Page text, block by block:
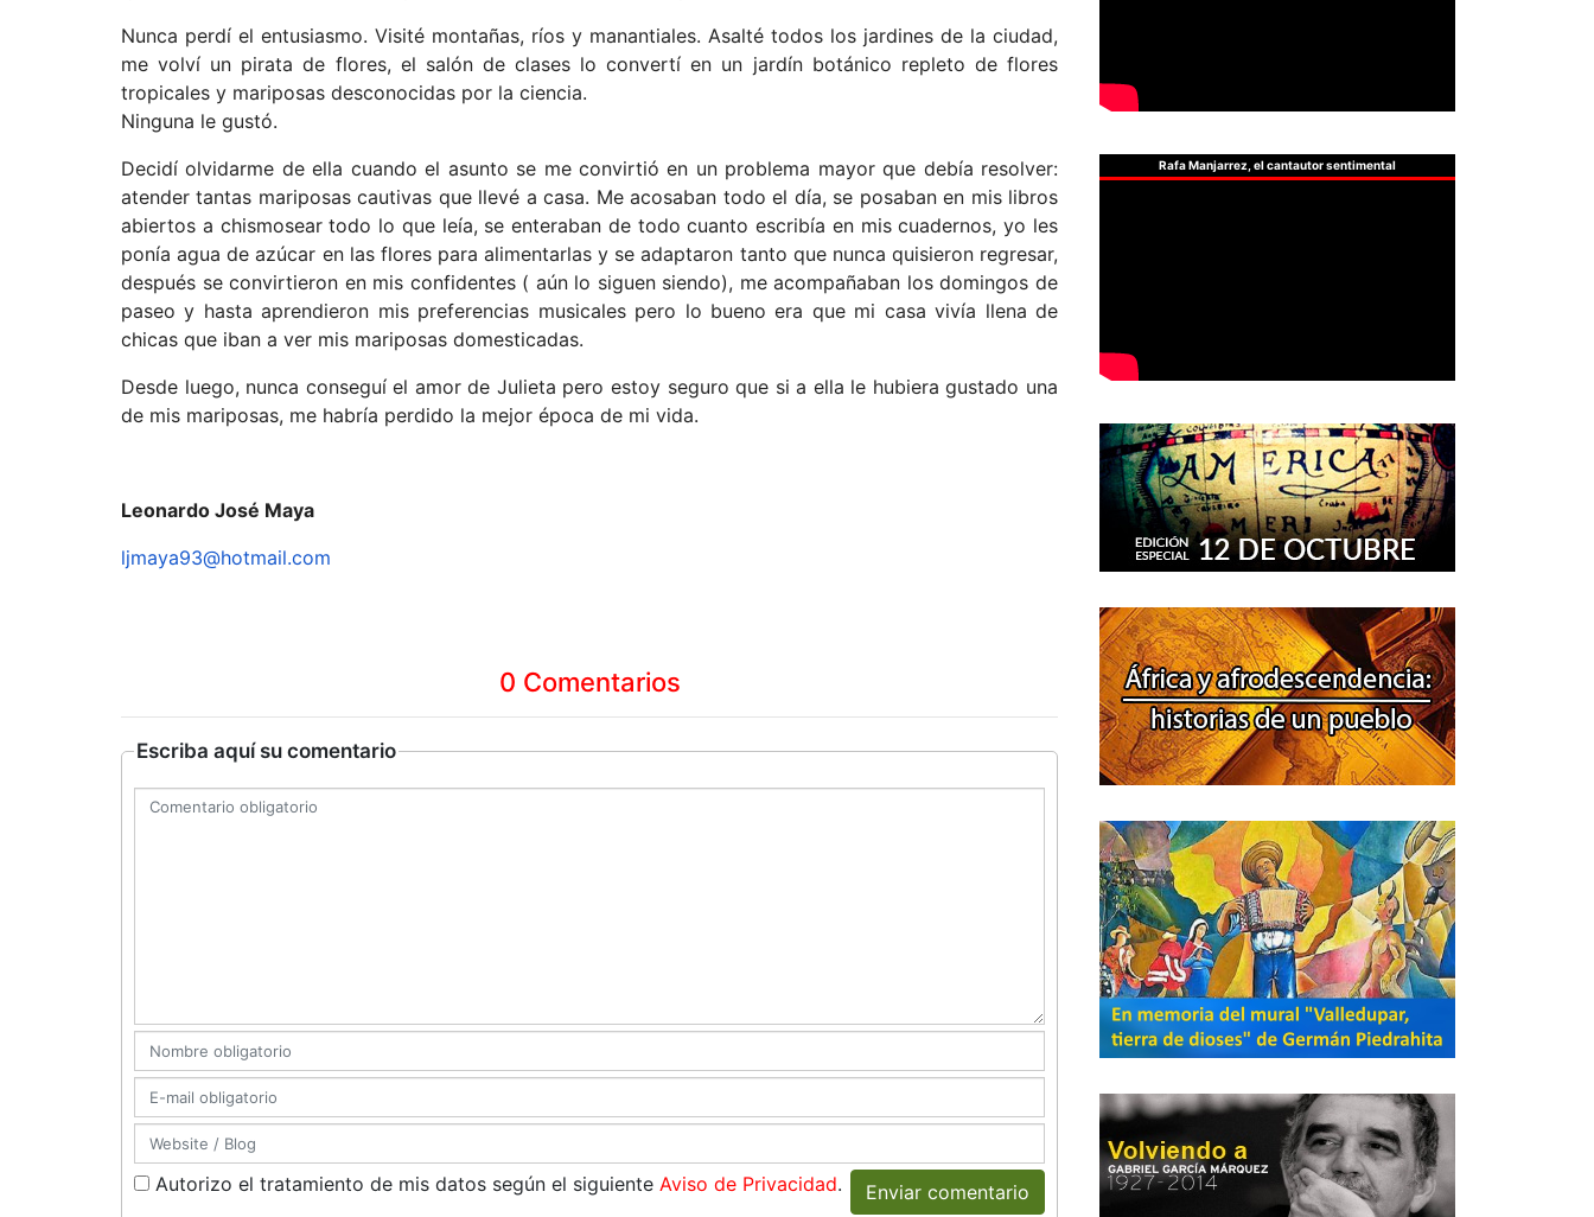
Nunca perdí el entusiasmo. Visité montañas, ríos y manantiales. Asalté todos los jardines de la ciudad,
me volví un pirata de flores, el salón de clases lo convertí en un jardín botánico repleto de flores
tropicales y mariposas desconocidas por la ciencia.
Ninguna le gustó.
Decidí olvidarme de ella cuando el asunto se me convirtió en un problema mayor que debía resolver:
atender tantas mariposas cautivas que llevé a casa. Me acosaban todo el día, se posaban en mis libros
abiertos a chismosear todo lo que leía, se enteraban de todo cuanto escribía en mis cuadernos, yo les
ponía agua de azúcar en las flores para alimentarlas y se adaptaron tanto que nunca quisieron regresar,
después se convirtieron en mis confidentes ( aún lo siguen siendo), me acompañaban los domingos de
paseo y hasta aprendieron mis preferencias musicales pero lo bueno era que mi casa vivía llena de
chicas que iban a ver mis mariposas domesticadas.
Desde luego, nunca conseguí el amor de Julieta pero estoy seguro que si a ella le hubiera gustado una
de mis mariposas, me habría perdido la mejor época de mi vida.
Leonardo José Maya
ljmaya93@hotmail.com
0 Comentarios
Escriba aquí su comentario
Autorizo el tratamiento de mis datos según el siguiente Aviso de Privacidad. Enviar comentario
Rafa Manjarrez, el cantautor sentimental